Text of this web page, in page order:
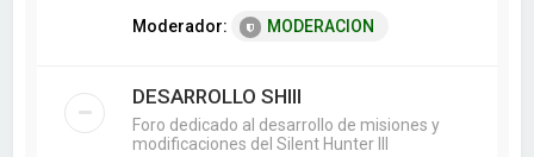
Moderador: MODERACION
DESARROLLO SHIII
Foro dedicado al desarrollo de misiones y
modificaciones del Silent Hunter III